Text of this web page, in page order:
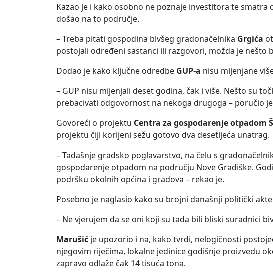
Kazao je i kako osobno ne poznaje investitora te
došao na to područje.
– Treba pitati gospodina bivšeg gradonačelnika Grgića
postojali određeni sastanci ili razgovori, možda je nešto
Dodao je kako ključne odredbe GUP-a nisu mijenjane
– GUP nisu mijenjali deset godina, čak i više. Nešto su
prebacivati odgovornost na nekoga drugoga – poručio
Govoreći o projektu Centra za gospodarenje otpadom
projektu čiji korijeni sežu gotovo dva desetljeća unatrag.
– Tadašnje gradsko poglavarstvo, na čelu s
gospodarenje otpadom na području Nove Gradiške.
podršku okolnih općina i gradova – rekao je.
Posebno je naglasio kako su brojni današnji politički
– Ne vjerujem da se oni koji su tada bili bliski suradnici
Marušić je upozorio i na, kako tvrdi, nelogičnosti
njegovim riječima, lokalne jedinice godišnje proizvedu
zapravo odlaže čak 14 tisuća tona.